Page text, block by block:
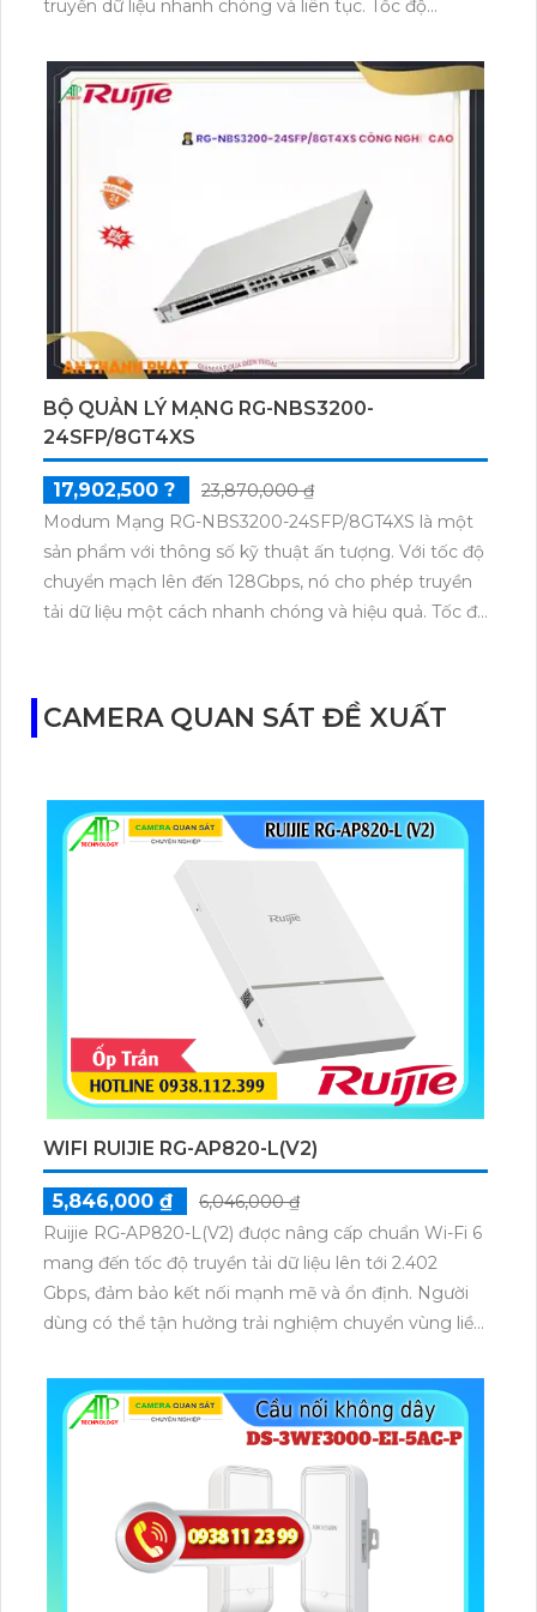
truyền dữ liệu nhanh chóng và liên tục. Tốc độ
đáng tin cậy và hiệu suất cao.Điều kiện nguồn điện
của sản phẩm từ 100V đến 240V AC, đáp ứng nhu
chuyển gói tin 130.95Mpps, tăng cường hiệu suất và
tối ưu hóa việc truyền tải dữ liệu.Modum Mạng RG-
NBS3200-48GT4XS là lựa chọn lý tưởng cho các
công ty và tổ chức có nhu cầu kết nối mạng cao cấp.
Thiết bị này không chỉ đáp ứng nhu cầu về tốc độ và
hiệu suất, mà còn mang đến sự tin cậy và ổn định
trong việc truyền tải dữ liệu.
BỘ QUẢN LÝ MẠNG RG-NBS3200-
24SFP/8GT4XS
17,902,500 ?
23,870,000 ₫
Modum Mạng RG-NBS3200-24SFP/8GT4XS là một
sản phẩm với thông số kỹ thuật ấn tượng. Với tốc độ
chuyển mạch lên đến 128Gbps, nó cho phép truyền
tải dữ liệu một cách nhanh chóng và hiệu quả. Tốc độ
phẩm cung cấp nguồn điện từ 100V đến 240V AC,
giúp tương thích với nhiều nguồn điện khác nhau.
hiệu suất mạng.Với 24 cổng SFP và 8 cổng GT4XS,
sản phẩm này cung cấp khả năng kết nối linh hoạt và
đa dạng. Cổng SFP hỗ trợ các giao diện quang và
cổng GT4XS hỗ trợ các giao diện Ethernet, cho phép
kết nối với nhiều thiết bị khác nhau trong
mạng.Modum Mạng RG-NBS3200-24SFP/8GT4XS là
một giải pháp mạng mạnh mẽ và đáng tin cậy, đáp
ứng các yêu cầu về tốc độ chuyển mạch, tốc độ
chuyển gói tin và khả năng kết nối linh hoạt. Sản
phẩm này là sự lựa chọn tuyệt vời cho các doanh
nghiệp muốn nâng cấp và tối ưu hóa mạng của
mình.
CAMERA QUAN SÁT ĐỀ XUẤT
WIFI RUIJIE RG-AP820-L(V2)
5,846,000 ₫
6,046,000 ₫
Ruijie RG-AP820-L(V2) được nâng cấp chuẩn Wi-Fi 6
mang đến tốc độ truyền tải dữ liệu lên tới 2.402
Gbps, đảm bảo kết nối mạnh mẽ và ổn định. Người
dùng có thể tận hưởng trải nghiệm chuyển vùng liền
chuyển trong không gian rộng.